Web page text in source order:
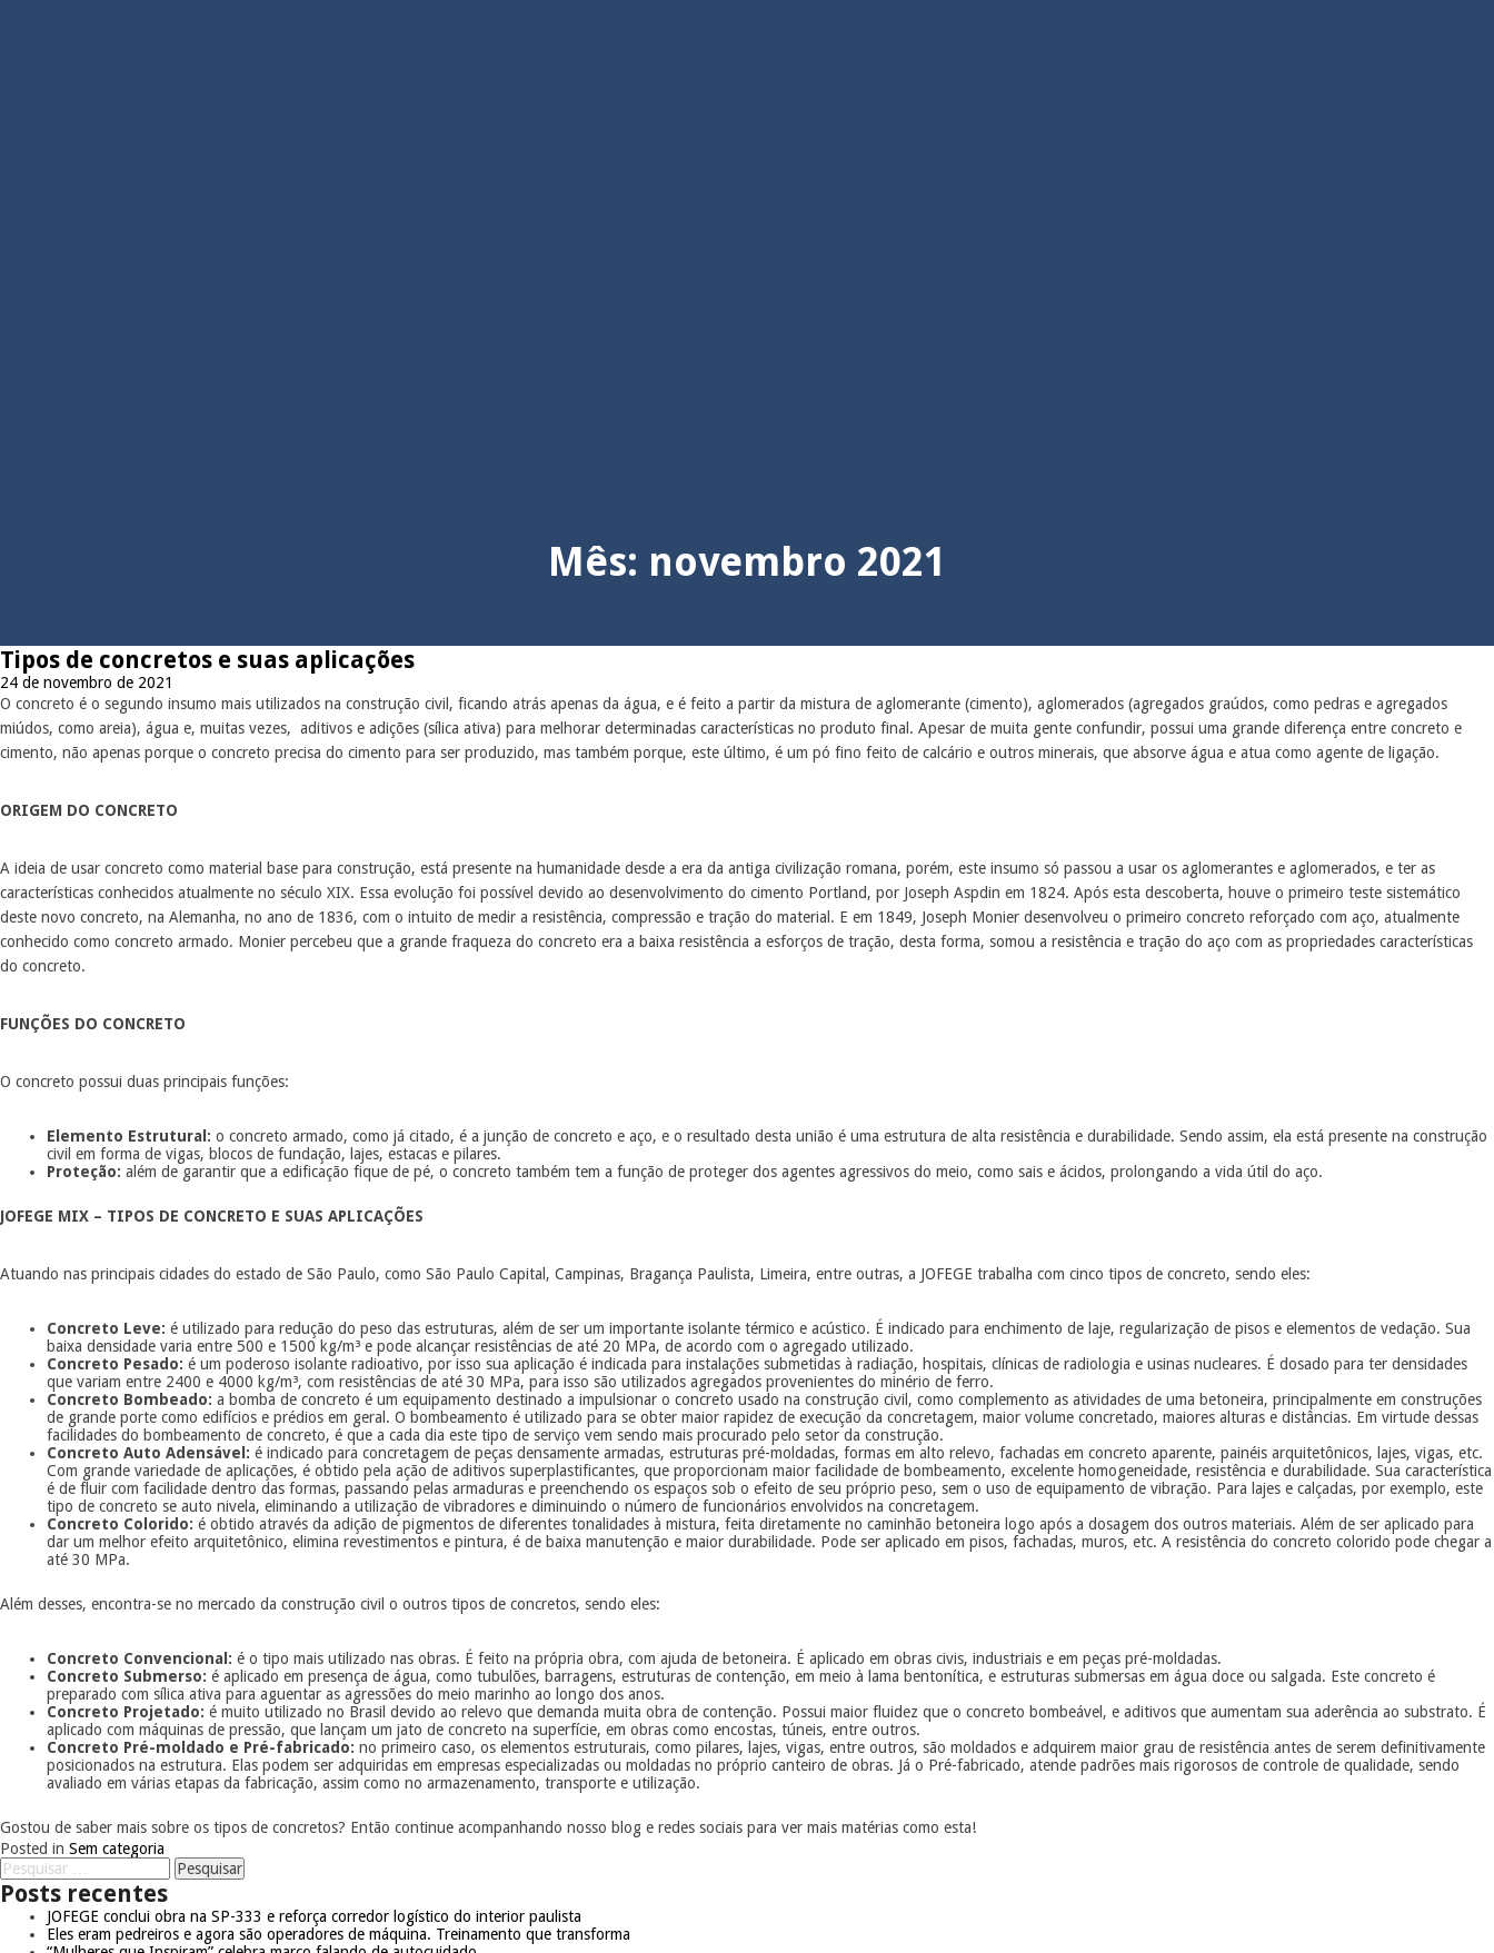
Mês: novembro 2021
Tipos de concretos e suas aplicações
24 de novembro de 2021
O concreto é o segundo insumo mais utilizados na construção civil, ficando atrás apenas da água, e é feito a partir da mistura de aglomerante (cimento), aglomerados (agregados graúdos, como pedras e agregados
miúdos, como areia), água e, muitas vezes, aditivos e adições (sílica ativa) para melhorar determinadas características no produto final. Apesar de muita gente confundir, possui uma grande diferença entre concreto e
cimento, não apenas porque o concreto precisa do cimento para ser produzido, mas também porque, este último, é um pó fino feito de calcário e outros minerais, que absorve água e atua como agente de ligação.
ORIGEM DO CONCRETO
A ideia de usar concreto como material base para construção, está presente na humanidade desde a era da antiga civilização romana, porém, este insumo só passou a usar os aglomerantes e aglomerados, e ter as
características conhecidos atualmente no século XIX. Essa evolução foi possível devido ao desenvolvimento do cimento Portland, por Joseph Aspdin em 1824. Após esta descoberta, houve o primeiro teste sistemático
deste novo concreto, na Alemanha, no ano de 1836, com o intuito de medir a resistência, compressão e tração do material. E em 1849, Joseph Monier desenvolveu o primeiro concreto reforçado com aço, atualmente
conhecido como concreto armado. Monier percebeu que a grande fraqueza do concreto era a baixa resistência a esforços de tração, desta forma, somou a resistência e tração do aço com as propriedades características
do concreto.
FUNÇÕES DO CONCRETO
O concreto possui duas principais funções:
Elemento Estrutural: o concreto armado, como já citado, é a junção de concreto e aço, e o resultado desta união é uma estrutura de alta resistência e durabilidade. Sendo assim, ela está presente na construção
civil em forma de vigas, blocos de fundação, lajes, estacas e pilares.
Proteção: além de garantir que a edificação fique de pé, o concreto também tem a função de proteger dos agentes agressivos do meio, como sais e ácidos, prolongando a vida útil do aço.
JOFEGE MIX – TIPOS DE CONCRETO E SUAS APLICAÇÕES
Atuando nas principais cidades do estado de São Paulo, como São Paulo Capital, Campinas, Bragança Paulista, Limeira, entre outras, a JOFEGE trabalha com cinco tipos de concreto, sendo eles:
Concreto Leve: é utilizado para redução do peso das estruturas, além de ser um importante isolante térmico e acústico. É indicado para enchimento de laje, regularização de pisos e elementos de vedação. Sua
baixa densidade varia entre 500 e 1500 kg/m³ e pode alcançar resistências de até 20 MPa, de acordo com o agregado utilizado.
Concreto Pesado: é um poderoso isolante radioativo, por isso sua aplicação é indicada para instalações submetidas à radiação, hospitais, clínicas de radiologia e usinas nucleares. É dosado para ter densidades
que variam entre 2400 e 4000 kg/m³, com resistências de até 30 MPa, para isso são utilizados agregados provenientes do minério de ferro.
Concreto Bombeado: a bomba de concreto é um equipamento destinado a impulsionar o concreto usado na construção civil, como complemento as atividades de uma betoneira, principalmente em construções
de grande porte como edifícios e prédios em geral. O bombeamento é utilizado para se obter maior rapidez de execução da concretagem, maior volume concretado, maiores alturas e distâncias. Em virtude dessas
facilidades do bombeamento de concreto, é que a cada dia este tipo de serviço vem sendo mais procurado pelo setor da construção.
Concreto Auto Adensável: é indicado para concretagem de peças densamente armadas, estruturas pré-moldadas, formas em alto relevo, fachadas em concreto aparente, painéis arquitetônicos, lajes, vigas, etc.
Com grande variedade de aplicações, é obtido pela ação de aditivos superplastificantes, que proporcionam maior facilidade de bombeamento, excelente homogeneidade, resistência e durabilidade. Sua característica
é de fluir com facilidade dentro das formas, passando pelas armaduras e preenchendo os espaços sob o efeito de seu próprio peso, sem o uso de equipamento de vibração. Para lajes e calçadas, por exemplo, este
tipo de concreto se auto nivela, eliminando a utilização de vibradores e diminuindo o número de funcionários envolvidos na concretagem.
Concreto Colorido: é obtido através da adição de pigmentos de diferentes tonalidades à mistura, feita diretamente no caminhão betoneira logo após a dosagem dos outros materiais. Além de ser aplicado para
dar um melhor efeito arquitetônico, elimina revestimentos e pintura, é de baixa manutenção e maior durabilidade. Pode ser aplicado em pisos, fachadas, muros, etc. A resistência do concreto colorido pode chegar a
até 30 MPa.
Além desses, encontra-se no mercado da construção civil o outros tipos de concretos, sendo eles:
Concreto Convencional: é o tipo mais utilizado nas obras. É feito na própria obra, com ajuda de betoneira. É aplicado em obras civis, industriais e em peças pré-moldadas.
Concreto Submerso: é aplicado em presença de água, como tubulões, barragens, estruturas de contenção, em meio à lama bentonítica, e estruturas submersas em água doce ou salgada. Este concreto é
preparado com sílica ativa para aguentar as agressões do meio marinho ao longo dos anos.
Concreto Projetado: é muito utilizado no Brasil devido ao relevo que demanda muita obra de contenção. Possui maior fluidez que o concreto bombeável, e aditivos que aumentam sua aderência ao substrato. É
aplicado com máquinas de pressão, que lançam um jato de concreto na superfície, em obras como encostas, túneis, entre outros.
Concreto Pré-moldado e Pré-fabricado: no primeiro caso, os elementos estruturais, como pilares, lajes, vigas, entre outros, são moldados e adquirem maior grau de resistência antes de serem definitivamente
posicionados na estrutura. Elas podem ser adquiridas em empresas especializadas ou moldadas no próprio canteiro de obras. Já o Pré-fabricado, atende padrões mais rigorosos de controle de qualidade, sendo
avaliado em várias etapas da fabricação, assim como no armazenamento, transporte e utilização.
Gostou de saber mais sobre os tipos de concretos? Então continue acompanhando nosso blog e redes sociais para ver mais matérias como esta!
Posted in Sem categoria
Posts recentes
JOFEGE conclui obra na SP-333 e reforça corredor logístico do interior paulista
Eles eram pedreiros e agora são operadores de máquina. Treinamento que transforma